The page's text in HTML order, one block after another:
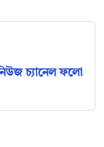
চ্যানেল ফলো